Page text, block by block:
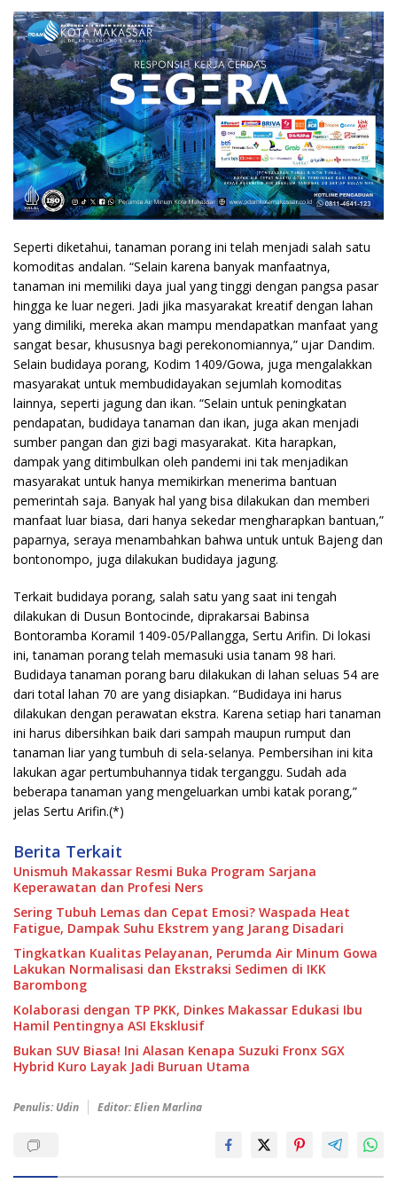
Seperti diketahui, tanaman porang ini telah menjadi salah satu
komoditas andalan. “Selain karena banyak manfaatnya,
tanaman ini memiliki daya jual yang tinggi dengan pangsa pasar
hingga ke luar negeri. Jadi jika masyarakat kreatif dengan lahan
yang dimiliki, mereka akan mampu mendapatkan manfaat yang
sangat besar, khususnya bagi perekonomiannya,” ujar Dandim.
Selain budidaya porang, Kodim 1409/Gowa, juga mengalakkan
masyarakat untuk membudidayakan sejumlah komoditas
lainnya, seperti jagung dan ikan. “Selain untuk peningkatan
pendapatan, budidaya tanaman dan ikan, juga akan menjadi
sumber pangan dan gizi bagi masyarakat. Kita harapkan,
dampak yang ditimbulkan oleh pandemi ini tak menjadikan
masyarakat untuk hanya memikirkan menerima bantuan
pemerintah saja. Banyak hal yang bisa dilakukan dan memberi
manfaat luar biasa, dari hanya sekedar mengharapkan bantuan,”
paparnya, seraya menambahkan bahwa untuk untuk Bajeng dan
bontonompo, juga dilakukan budidaya jagung.
Terkait budidaya porang, salah satu yang saat ini tengah
dilakukan di Dusun Bontocinde, diprakarsai Babinsa
Bontoramba Koramil 1409-05/Pallangga, Sertu Arifin. Di lokasi
ini, tanaman porang telah memasuki usia tanam 98 hari.
Budidaya tanaman porang baru dilakukan di lahan seluas 54 are
dari total lahan 70 are yang disiapkan. “Budidaya ini harus
dilakukan dengan perawatan ekstra. Karena setiap hari tanaman
ini harus dibersihkan baik dari sampah maupun rumput dan
tanaman liar yang tumbuh di sela-selanya. Pembersihan ini kita
lakukan agar pertumbuhannya tidak terganggu. Sudah ada
beberapa tanaman yang mengeluarkan umbi katak porang,”
jelas Sertu Arifin.(*)
Berita Terkait
Unismuh Makassar Resmi Buka Program Sarjana
Keperawatan dan Profesi Ners
Sering Tubuh Lemas dan Cepat Emosi? Waspada Heat
Fatigue, Dampak Suhu Ekstrem yang Jarang Disadari
Tingkatkan Kualitas Pelayanan, Perumda Air Minum Gowa
Lakukan Normalisasi dan Ekstraksi Sedimen di IKK
Barombong
Kolaborasi dengan TP PKK, Dinkes Makassar Edukasi Ibu
Hamil Pentingnya ASI Eksklusif
Bukan SUV Biasa! Ini Alasan Kenapa Suzuki Fronx SGX
Hybrid Kuro Layak Jadi Buruan Utama
Penulis: Udin Editor: Elien Marlina